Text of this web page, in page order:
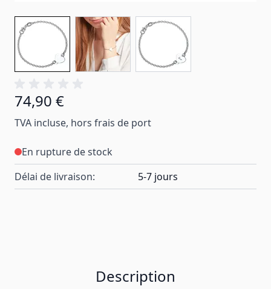
74,90 €
TVA incluse, hors frais de port
En rupture de stock
Délai de livraison:
5-7 jours
Description